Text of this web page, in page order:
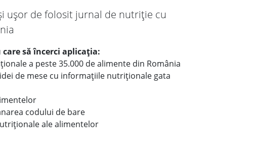
ușor de folosit jurnal de nutriție cu
să încerci aplicația:
a peste 35.000 de alimente din România
de mese cu informațiile nutriționale gata
codului de bare
ale alimentelor